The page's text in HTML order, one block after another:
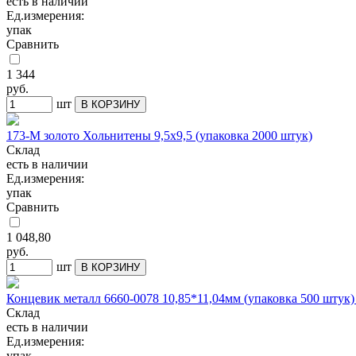
Ед.измерения:
упак
Сравнить
1 344
руб.
шт
В КОРЗИНУ
173-М золото Хольнитены 9,5х9,5 (упаковка 2000 штук)
Склад
есть в наличии
Ед.измерения:
упак
Сравнить
1 048,80
руб.
шт
В КОРЗИНУ
Концевик металл 6660-0078 10,85*11,04мм (упаковка 500
Склад
есть в наличии
Ед.измерения: